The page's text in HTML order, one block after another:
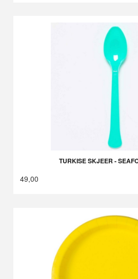
TURKISE SKJEER -
49,00